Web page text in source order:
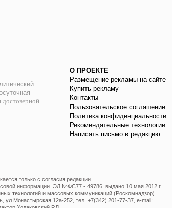
достоверной
О ПРОЕКТЕ
Размещение рекламы на сайте
Купить рекламу
Контакты
Пользовательское соглашение
Политика конфиденциальности
Рекомендательные технологии
Написать письмо в редакцию
только с согласия редакции.
информации ЭЛ №ФС77 - 49786 выдано 10 мая 2012 г.
технологий и массовых коммуникаций (Роскомнадзор).
ул.Монастырская 12а-252, тел. +7(342) 201-77-37, e-mail: